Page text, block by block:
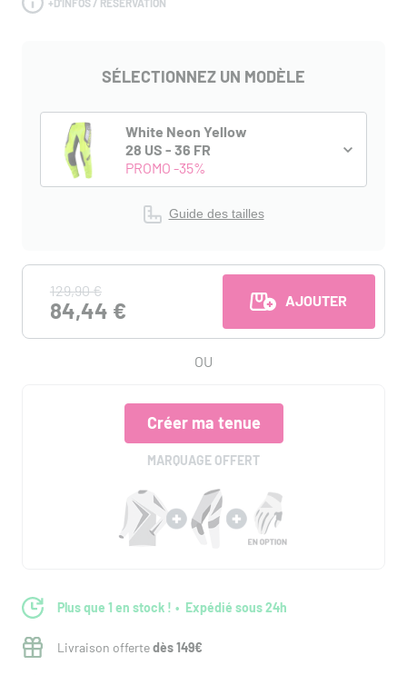
SÉLECTIONNEZ UN MODÈLE
White Neon Yellow
28 US - 36 FR
PROMO -35%
Guide des tailles
129,90 €
84,44 € AJOUTER AU
OU
Créer ma tenue
MARQUAGE OFFERT
Plus que 1 en stock ! Expédié sous 24h
Livraison offertedès 149€